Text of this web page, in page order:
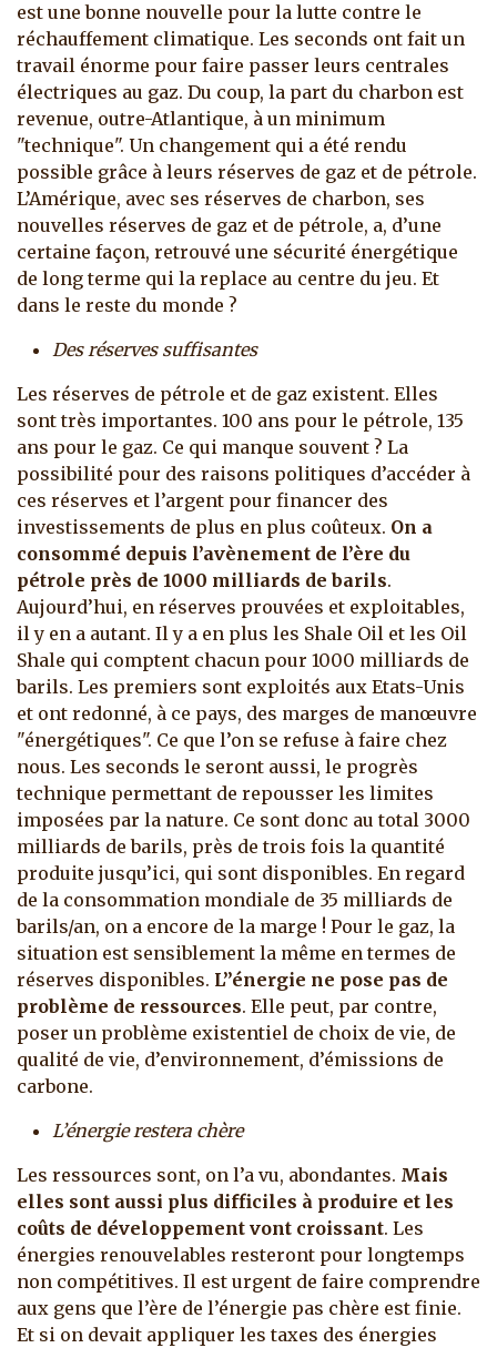
est une bonne nouvelle pour la lutte contre le
réchauffement climatique. Les seconds ont fait un
travail énorme pour faire passer leurs centrales
électriques au gaz. Du coup, la part du charbon est
revenue, outre-Atlantique, à un minimum
"technique". Un changement qui a été rendu
possible grâce à leurs réserves de gaz et de pétrole.
L’Amérique, avec ses réserves de charbon, ses
nouvelles réserves de gaz et de pétrole, a, d’une
certaine façon, retrouvé une sécurité énergétique
de long terme qui la replace au centre du jeu. Et
dans le reste du monde ?
Des réserves suffisantes
Les réserves de pétrole et de gaz existent. Elles
sont très importantes. 100 ans pour le pétrole, 135
ans pour le gaz. Ce qui manque souvent ? La
possibilité pour des raisons politiques d’accéder à
ces réserves et l’argent pour financer des
investissements de plus en plus coûteux. On a
consommé depuis l’avènement de l’ère du
pétrole près de 1000 milliards de barils.
Aujourd’hui, en réserves prouvées et exploitables,
il y en a autant. Il y a en plus les Shale Oil et les Oil
Shale qui comptent chacun pour 1000 milliards de
barils. Les premiers sont exploités aux Etats-Unis
et ont redonné, à ce pays, des marges de manœuvre
"énergétiques". Ce que l’on se refuse à faire chez
nous. Les seconds le seront aussi, le progrès
technique permettant de repousser les limites
imposées par la nature. Ce sont donc au total 3000
milliards de barils, près de trois fois la quantité
produite jusqu’ici, qui sont disponibles. En regard
de la consommation mondiale de 35 milliards de
barils/an, on a encore de la marge ! Pour le gaz, la
situation est sensiblement la même en termes de
réserves disponibles. L’’énergie ne pose pas de
problème de ressources. Elle peut, par contre,
poser un problème existentiel de choix de vie, de
qualité de vie, d’environnement, d’émissions de
carbone.
L’énergie restera chère
Les ressources sont, on l’a vu, abondantes. Mais
elles sont aussi plus difficiles à produire et les
coûts de développement vont croissant. Les
énergies renouvelables resteront pour longtemps
non compétitives. Il est urgent de faire comprendre
aux gens que l’ère de l’énergie pas chère est finie.
Et si on devait appliquer les taxes des énergies